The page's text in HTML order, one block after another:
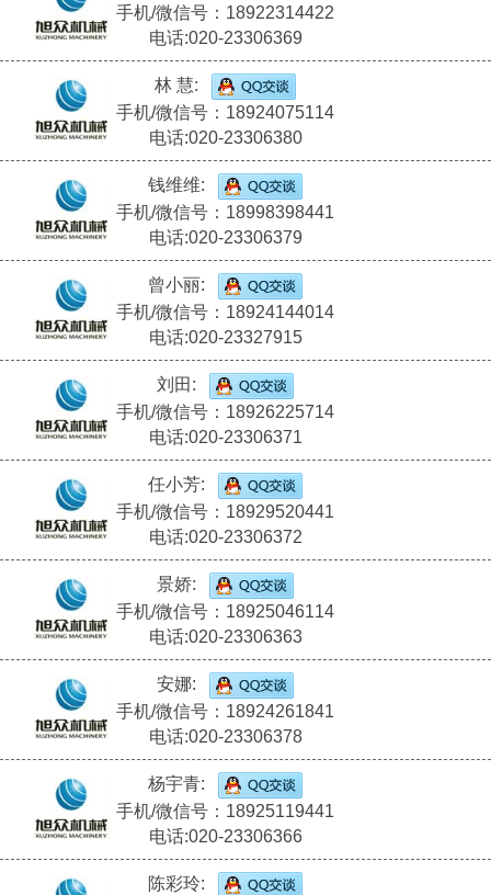
手机/微信号：18922314422
电话:020-23306369
林 慧:
手机/微信号：18924075114
电话:020-23306380
钱维维:
手机/微信号：18998398441
电话:020-23306379
曾小丽:
手机/微信号：18924144014
电话:020-23327915
刘田:
手机/微信号：18926225714
电话:020-23306371
任小芳:
手机/微信号：18929520441
电话:020-23306372
景娇:
手机/微信号：18925046114
电话:020-23306363
安娜:
手机/微信号：18924261841
电话:020-23306378
杨宇青:
手机/微信号：18925119441
电话:020-23306366
陈彩玲: